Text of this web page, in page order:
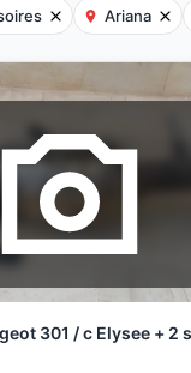
Ariana
301 / c Elysee + 2